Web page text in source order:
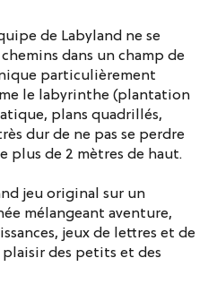
de Labyland ne se
dans un champ de
particulièrement
le labyrinthe (plantation
plans quadrillés,
dur de ne pas se perdre
plus de 2 mètres de haut.
jeu original sur un
mélangeant aventure,
jeux de lettres et de
des petits et des